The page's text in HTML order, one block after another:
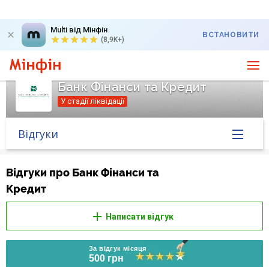
Multi від Мінфін
(8,9K+)
ВСТАНОВИТИ
Банк Фінанси та Кредит
У стадії ліквідації
Банк у новинах
Курс валют у банку
Питання банку
Відгуки
Відгуки про Банк Фінанси та
Кредит
За відгук місяця
500 грн
Написати відгук